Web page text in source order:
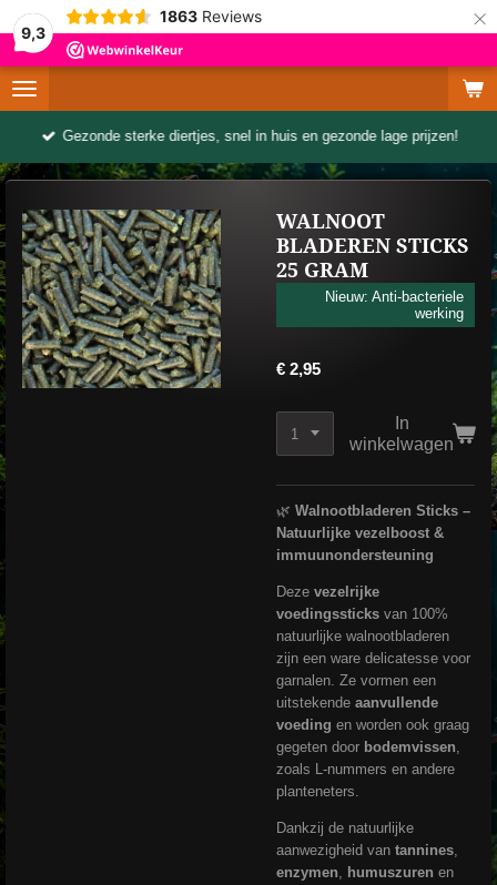
9,3
1863 Reviews ×
Gezonde sterke diertjes, snel in huis en gezonde lage prijzen!
WALNOOT
BLADEREN STICKS
25 GRAM
Nieuw: Anti-bacteriele
werking
€ 2,95
In
winkelwagen
🌿 Walnootbladeren Sticks –
Natuurlijke vezelboost &
immuunondersteuning
Deze vezelrijke
voedingssticks van 100%
natuurlijke walnootbladeren
zijn een ware delicatesse voor
garnalen. Ze vormen een
uitstekende aanvullende
voeding en worden ook graag
gegeten door bodemvissen,
zoals L-nummers en andere
planteneters.
Dankzij de natuurlijke
aanwezigheid van tannines,
enzymen, humuszuren en